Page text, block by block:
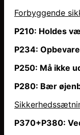
Forbyggende
P210: Holdes
P234:
P250: Må ikke
P280: Bær
P370+P380: